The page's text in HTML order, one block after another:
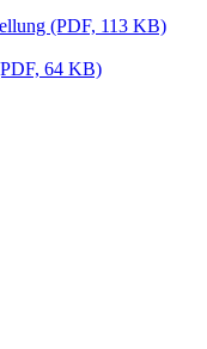
(PDF, 113 KB)
64 KB)